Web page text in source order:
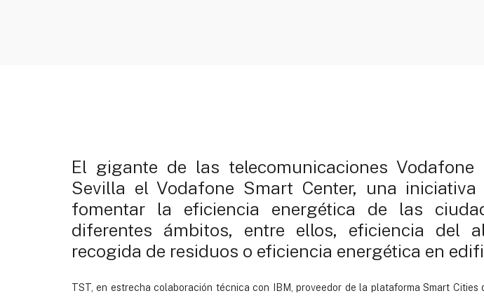
El gigante de las telecomunicaciones
Sevilla el Vodafone Smart Center, una
fomentar la eficiencia energética de las
diferentes ámbitos, entre ellos, eficiencia del
recogida de residuos o eficiencia energética en
TST, en estrecha colaboración técnica con IBM, proveedor de la plataforma Smart Cities